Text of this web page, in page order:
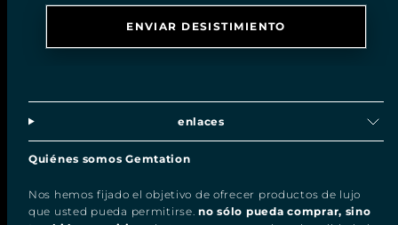
ENVIAR DESISTIMIENTO
enlaces
Quiénes somos Gemtation
Nos hemos fijado el objetivo de ofrecer productos de lujo
que usted pueda permitirse.no sólo pueda comprar, sino